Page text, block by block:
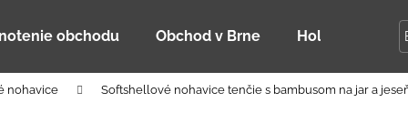
obchodu Obchod v Brne Holky
nohavice Softshellové nohavice tenčie s bambusom na jar a
Čo potrebujete nájsť?